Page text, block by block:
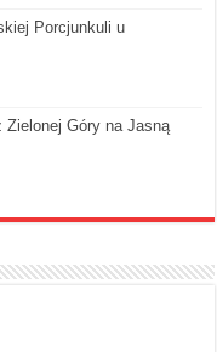
Porcjunkuli u
Góry na Jasną